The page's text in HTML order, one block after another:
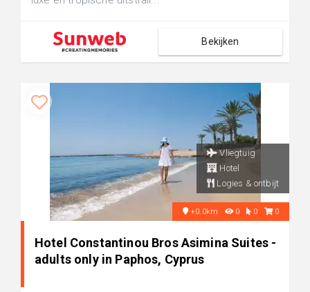
Bekijken
Vliegtuig
Hotel
Logies & ontbijt
+0.0km 0 0 0
Hotel Constantinou Bros Asimina Suites -
adults only in Paphos, Cyprus